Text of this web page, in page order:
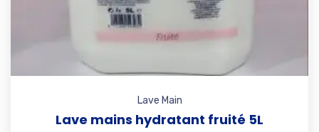
Lave Main
Lave mains hydratant fruité 5L